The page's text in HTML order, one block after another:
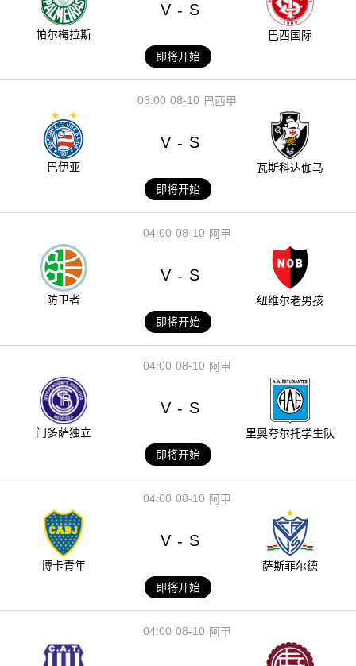
帕尔梅拉斯
V - S
巴西国际
即将开始
08-10
03:00 巴西甲
巴伊亚
V - S
瓦斯科达伽马
即将开始
08-10
04:00 阿甲
防卫者
V - S
纽维尔老男孩
即将开始
08-10
04:00 阿甲
门多萨独立
V - S
里奥夸尔托学生队
即将开始
08-10
04:00 阿甲
博卡青年
V - S
萨斯菲尔德
即将开始
08-10
04:00 阿甲